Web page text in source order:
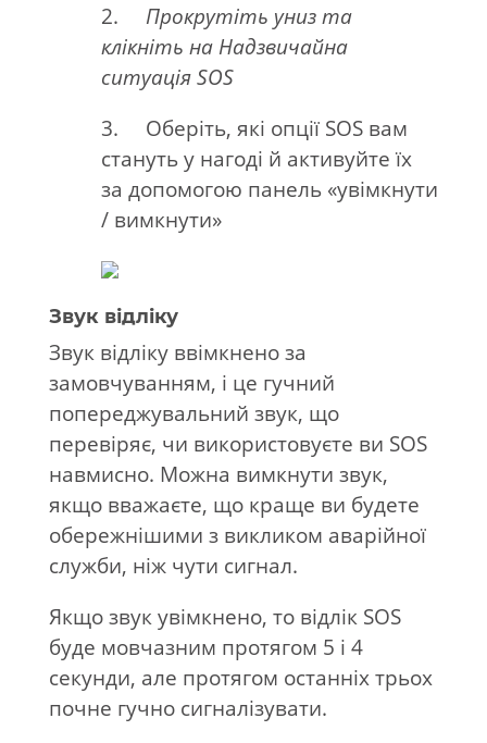
2. Прокрутіть униз та
клікніть на Надзвичайна
ситуація SOS
3. Оберіть, які опції SOS вам
стануть у нагоді й активуйте їх
за допомогою панель «увімкнути
/ вимкнути»
Звук відліку
Звук відліку ввімкнено за
замовчуванням, і це гучний
попереджувальний звук, що
перевіряє, чи використовуєте ви SOS
навмисно. Можна вимкнути звук,
якщо вважаєте, що краще ви будете
обережнішими з викликом аварійної
служби, ніж чути сигнал.
Якщо звук увімкнено, то відлік SOS
буде мовчазним протягом 5 і 4
секунди, але протягом останніх трьох
почне гучно сигналізувати.